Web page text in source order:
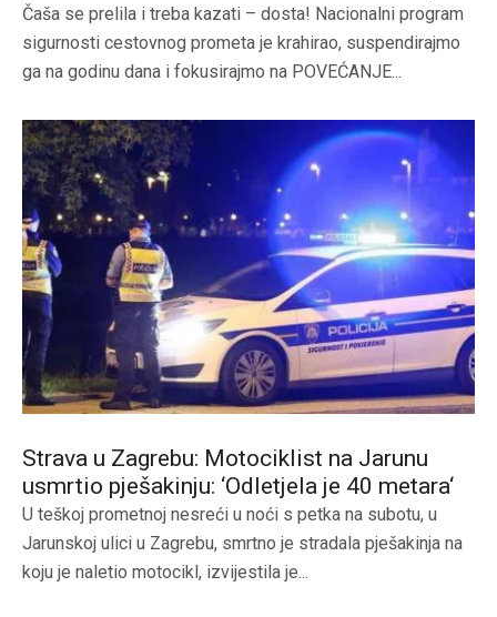
Čaša se prelila i treba kazati – dosta! Nacionalni program
sigurnosti cestovnog prometa je krahirao, suspendirajmo
ga na godinu dana i fokusirajmo na POVEĆANJE...
Strava u Zagrebu: Motociklist na Jarunu
usmrtio pješakinju: ‘Odletjela je 40 metara‘
U teškoj prometnoj nesreći u noći s petka na subotu, u
Jarunskoj ulici u Zagrebu, smrtno je stradala pješakinja na
koju je naletio motocikl, izvijestila je...